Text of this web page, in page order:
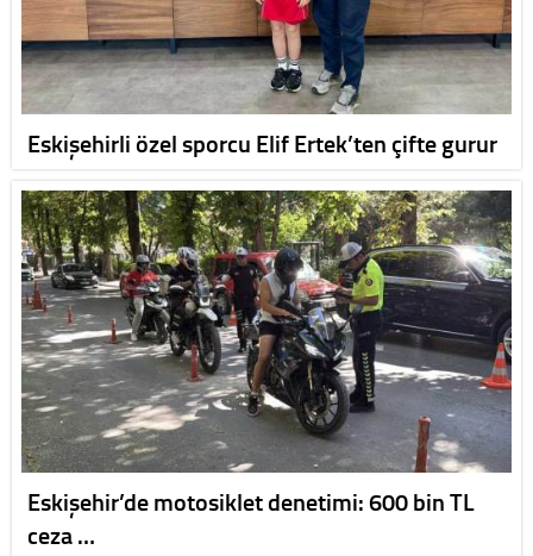
Eskişehirli özel sporcu Elif Ertek’ten çifte gurur
Eskişehir’de motosiklet denetimi: 600 bin TL
ceza …